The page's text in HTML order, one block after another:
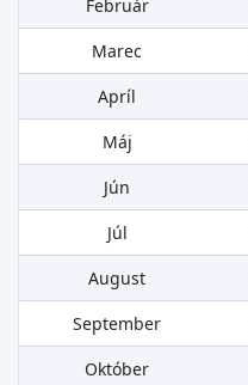
Február
Marec
Apríl
Máj
Jún
Júl
August
September
Október